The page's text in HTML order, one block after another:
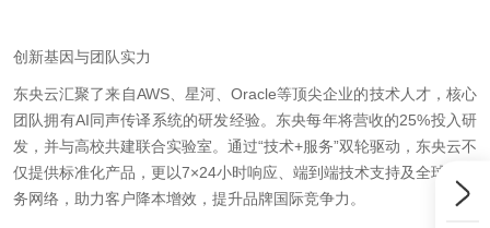
创新基因与团队实力
东央云汇聚了来自AWS、星河、Oracle等顶尖企业的技术人才，核心
团队拥有AI同声传译系统的研发经验。东央每年将营收的25%投入研
发，并与高校共建联合实验室。通过“技术+服务”双轮驱动，东央云不
仅提供标准化产品，更以7×24小时响应、端到端技术支持及全球化服
务网络，助力客户降本增效，提升品牌国际竞争力。